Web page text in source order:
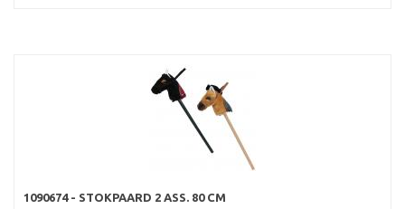
1090674 - STOKPAARD 2 ASS. 80 CM